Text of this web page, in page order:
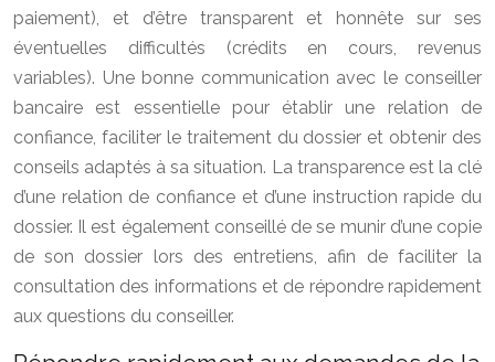
paiement), et d’être transparent et honnête sur ses
éventuelles difficultés (crédits en cours, revenus
variables). Une bonne communication avec le conseiller
bancaire est essentielle pour établir une relation de
confiance, faciliter le traitement du dossier et obtenir des
conseils adaptés à sa situation. La transparence est la clé
d’une relation de confiance et d’une instruction rapide du
dossier. Il est également conseillé de se munir d’une copie
de son dossier lors des entretiens, afin de faciliter la
consultation des informations et de répondre rapidement
aux questions du conseiller.